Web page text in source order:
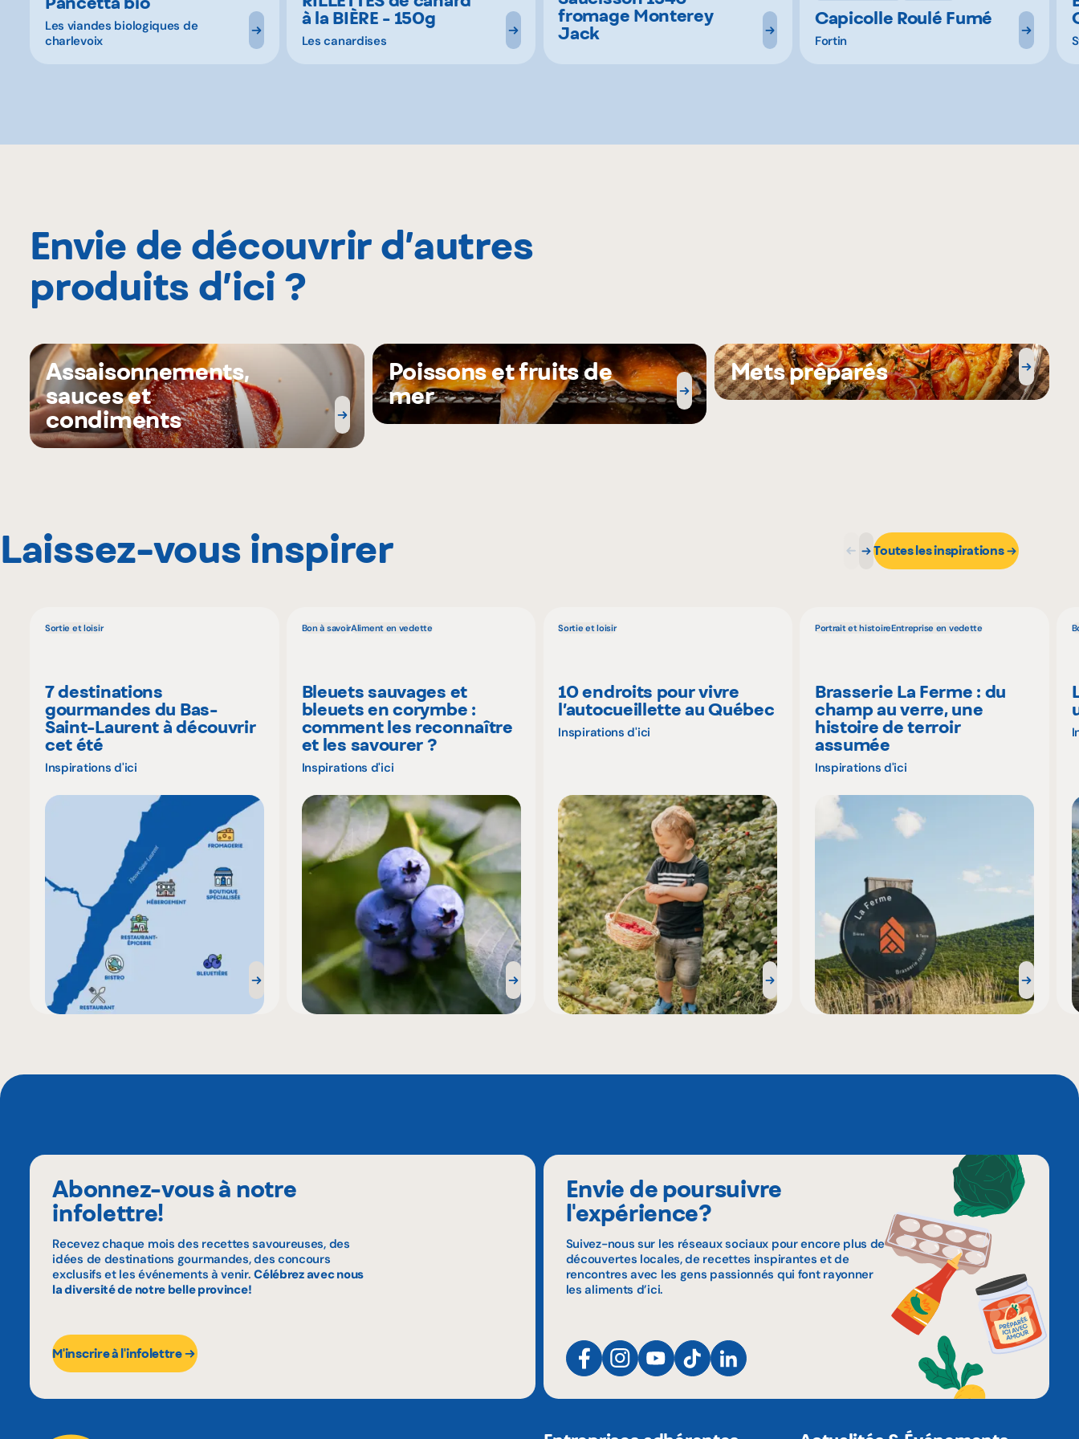
Les viandes biologiques de
charlevoix
à la BIÈRE - 150g
Les canardises
fromage Monterey
Jack
Capicolle Roulé Fumé
Fortin
Envie de découvrir d’autres
produits d’ici ?
Assaisonnements,
sauces et
condiments
Poissons et fruits de
mer
Mets préparés
Laissez-vous inspirer Toutes les inspirations
Sortie et loisir
7 destinations
gourmandes du Bas-
Saint-Laurent à découvrir
cet été
Inspirations d'ici
Bon à savoirAliment en vedette
Bleuets sauvages et
bleuets en corymbe :
comment les reconnaître
et les savourer ?
Inspirations d'ici
Sortie et loisir
10 endroits pour vivre
l’autocueillette au Québec
Inspirations d'ici
Portrait et histoireEntreprise en vedette
Brasserie La Ferme : du
champ au verre, une
histoire de terroir
assumée
Inspirations d'ici
Abonnez-vous à notre
infolettre!
Recevez chaque mois des recettes savoureuses, des
idées de destinations gourmandes, des concours
exclusifs et les événements à venir.Célébrez avec nous
la diversité de notre belle province!
M'inscrire à l'infolettre
Envie de poursuivre
l'expérience?
Suivez-nous sur les réseaux sociaux pour encore plus de
découvertes locales, de recettes inspirantes et de
rencontres avec les gens passionnés qui font rayonner
les aliments d’ici.